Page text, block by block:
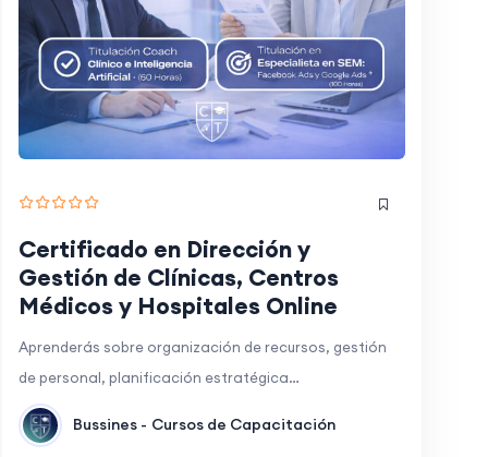
Certificado en Dirección y
Gestión de Clínicas, Centros
Médicos y Hospitales Online
Aprenderás sobre organización de recursos, gestión
de personal, planificación estratégica…
Bussines - Cursos de Capacitación